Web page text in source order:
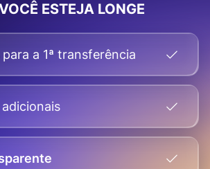
ESTEJA LONGE
para a 1ª transferência